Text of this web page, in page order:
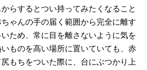
らするとつい持ってみたくなること
ゃんの手の届く範囲から完全に離す
ため、常に目を離さないように気を
ものを高い場所に置いていても、赤
もちをついた際に、台にぶつかり上